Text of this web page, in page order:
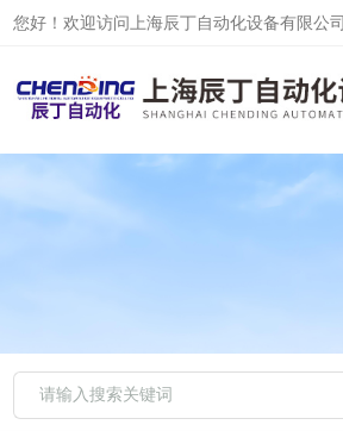
您好！欢迎访问上海辰丁自动化设备有限公